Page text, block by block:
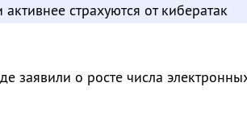
страхуются от кибератак
заявили о росте числа